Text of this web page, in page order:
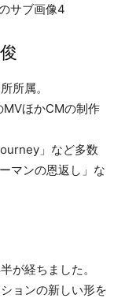
所属。
ほかCMの制作
」など多数
マンの恩返し」な
が経ちました。
ョンの新しい形を